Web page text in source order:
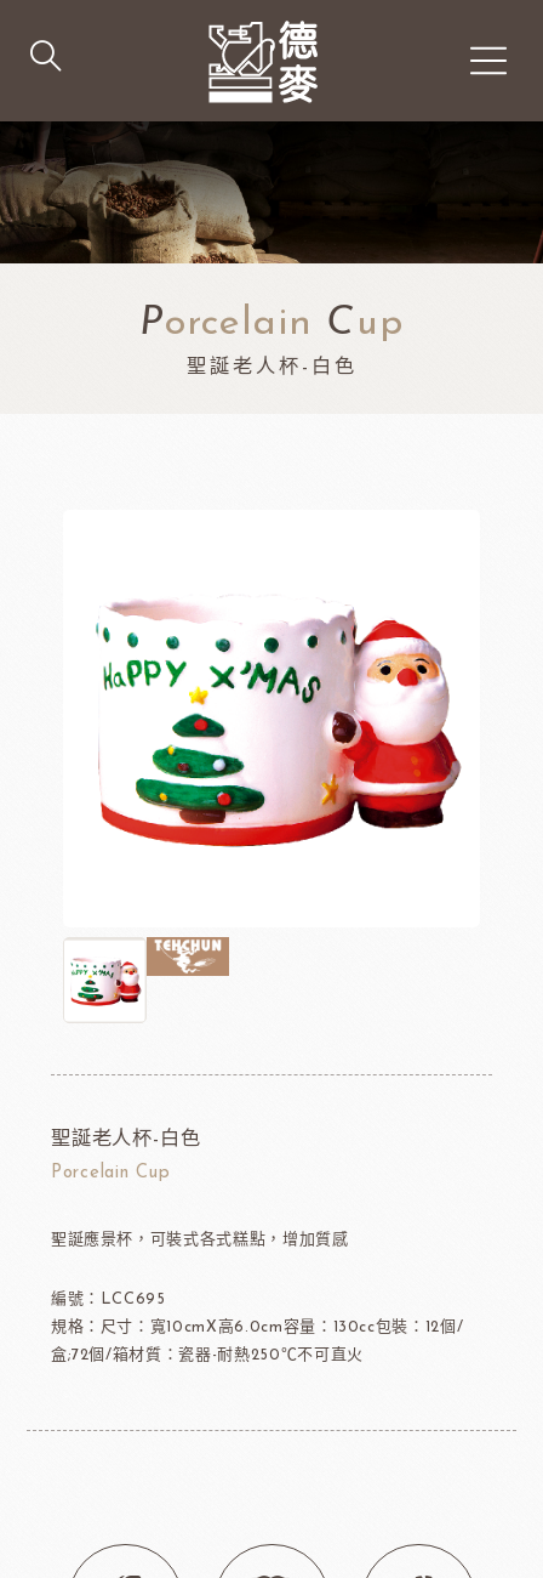
Porcelain C up
聖誕老人杯-白色
聖誕老人杯-白色
Porcelain Cup
聖誕應景杯，可裝式各式糕點，增加質感
編號：LCC695
規格：尺寸：寬10cmX高6.0cm容量：130cc包裝：12個/
盒;72個/箱材質：瓷器-耐熱250℃不可直火